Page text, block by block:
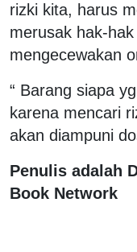
rizki kita, harus
merusak hak-
mengecewakan
“ Barang siapa
karena mencari
akan diampuni
Penulis adalah
Book Network